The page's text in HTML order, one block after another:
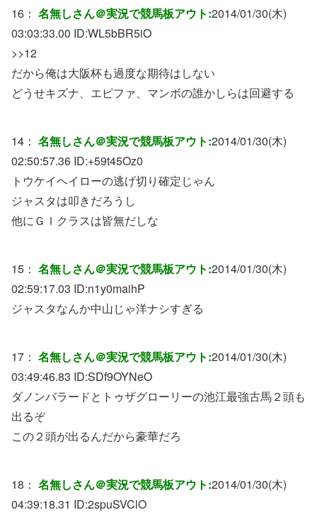
16： 名無しさん＠実況で競馬板アウト:2014/01/30(木)
03:03:33.00 ID:WL5bBR5iO
>>12
だから俺は大阪杯も過度な期待はしない
どうせキズナ、エピファ、マンボの誰かしらは回避する
14： 名無しさん＠実況で競馬板アウト:2014/01/30(木)
02:50:57.36 ID:+59t45Oz0
トウケイヘイローの逃げ切り確定じゃん
ジャスタは叩きだろうし
他にＧＩクラスは皆無だしな
15： 名無しさん＠実況で競馬板アウト:2014/01/30(木)
02:59:17.03 ID:n1y0maihP
ジャスタなんか中山じゃ洋ナシすぎる
17： 名無しさん＠実況で競馬板アウト:2014/01/30(木)
03:49:46.83 ID:SDf9OYNeO
ダノンバラードとトゥザグローリーの池江最強古馬２頭も
出るぞ
この２頭が出るんだから豪華だろ
18： 名無しさん＠実況で競馬板アウト:2014/01/30(木)
04:39:18.31 ID:2spuSVClO